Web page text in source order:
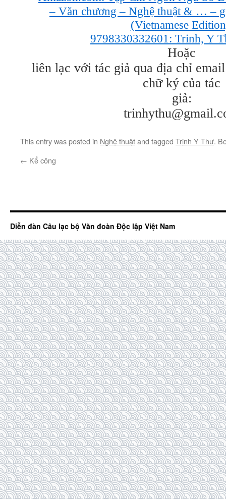
– Văn chương – Nghệ thuật & … –
(Vietnamese
9798330332601: Trinh, Y
Hoặc
liên lạc với tác giả qua địa chỉ email
chữ ký của tác
giả:
This entry was posted in Nghệ thuậtand tagged Trịnh Y Thư.
← Kể công
Diễn đàn Câu lạc bộ Văn đoàn Độc lập Việt Nam